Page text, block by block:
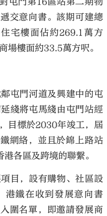
交意向書。該期可建總
宅樓面佔約269.1萬方
場樓面約33.5萬方呎。
屯門河道及興建中的屯
綫將屯馬綫由屯門站經
目標於2030年竣工，屆
網絡，並且於錦上路站
各區及跨境的聯繫。
目，設有購物、社區設
港鐵在收到發展意向書
圍名單，即邀請發展商